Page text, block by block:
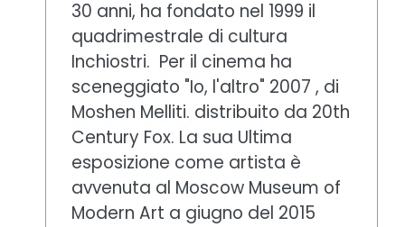
30 anni, ha fondato nel 1999 il
quadrimestrale di cultura
Inchiostri. Per il cinema ha
sceneggiato "Io, l'altro" 2007 , di
Moshen Melliti. distribuito da 20th
Century Fox. La sua Ultima
esposizione come artista è
avvenuta al Moscow Museum of
Modern Art a giugno del 2015